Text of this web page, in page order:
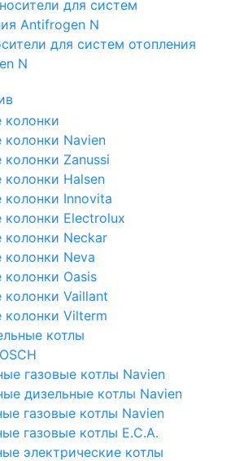
для систем отопления
N
колонки
колонки Navien
колонки Zanussi
колонки Halsen
колонки Innovita
колонки Electrolux
колонки Neckar
колонки Neva
колонки Oasis
колонки Vaillant
колонки Vilterm
котлы
газовые котлы Navien
дизельные котлы Navien
газовые котлы Navien
газовые котлы E.C.A.
электрические котлы